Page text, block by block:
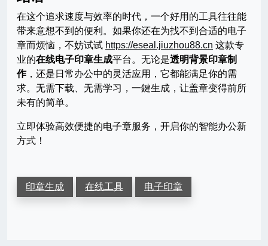
在这个追求速度与效率的时代，一个好用的工具往往能
带来意想不到的便利。如果你还在为找不到合适的电子
章而烦恼，不妨试试 https://eseal.jiuzhou88.cn 这款专
业的在线电子印章生成平台。无论是透明背景印章制
作，还是日常办公中的灵活应用，它都能满足你的需
求。无需下载、无需学习，一鍵生成，让盖章变得前所
未有的简单。
立即体验高效便捷的电子章服务，开启你的智能办公新
方式！
印章生成 在线工具 电子印章